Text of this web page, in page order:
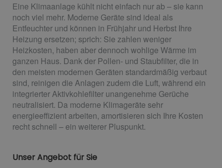
Eine Klimaanlage kühlt nicht einfach nur ab – sie kann
noch viel mehr. Moderne Geräte sind ideal als
Entfeuchter und können in Frühjahr und Herbst Ihre
Heizung ersetzen; sprich: Sie zahlen weniger
Heizkosten, haben aber dennoch wohlige Wärme im
ganzen Haus. Dank der Pollen- und Staubfilter, die in
den meisten modernen Geräten standardmäßig verbaut
sind, reinigen die Anlagen zudem die Luft, während ein
integrierter Aktivkohlefilter unangenehme Gerüche
neutralisiert. Da moderne Klimageräte sehr
energieeffizient arbeiten, amortisieren sich Ihre Kosten
recht schnell – ein weiterer Pluspunkt.
Unser Angebot für Sie